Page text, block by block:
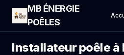
MB ÉNERGIE
POÊLES
Installateur poêle à